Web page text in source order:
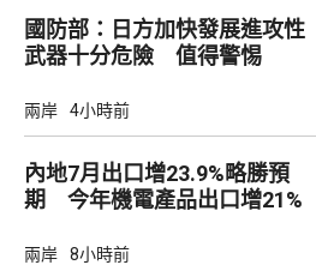
國防部：日方加快發展進攻性
武器十分危險 值得警惕
兩岸 4小時前
內地7月出口增23.9%略勝預
期 今年機電產品出口增21%
兩岸 8小時前